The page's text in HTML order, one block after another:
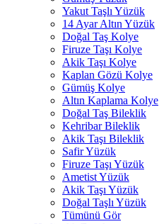
Yakut Taşlı Yüzük
14 Ayar Altın Yüzük
Doğal Taş Kolye
Firuze Taşı Kolye
Akik Taşı Kolye
Kaplan Gözü Kolye
Gümüş Kolye
Altın Kaplama Kolye
Doğal Taş Bileklik
Kehribar Bileklik
Akik Taşı Bileklik
Safir Yüzük
Firuze Taşı Yüzük
Ametist Yüzük
Akik Taşı Yüzük
Doğal Taşlı Yüzük
Tümünü Gör